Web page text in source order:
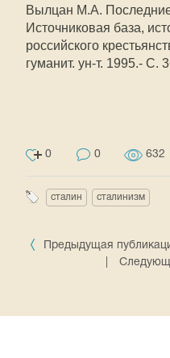
Вылцан М.А.
Источниковая база,
российского
гуманит. ун-т. 1995.- С.
0 0 632
сталин сталинизм
Предыдущая